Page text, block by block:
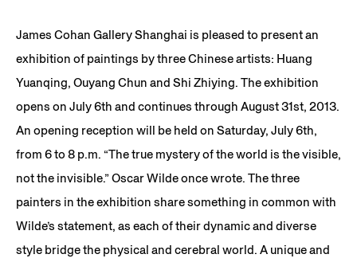
James Cohan Gallery Shanghai is pleased to present an
exhibition of paintings by three Chinese artists: Huang
Yuanqing, Ouyang Chun and Shi Zhiying. The exhibition
opens on July 6th and continues through August 31st, 2013.
An opening reception will be held on Saturday, July 6th,
from 6 to 8 p.m. “The true mystery of the world is the visible,
not the invisible.” Oscar Wilde once wrote. The three
painters in the exhibition share something in common with
Wilde’s statement, as each of their dynamic and diverse
style bridge the physical and cerebral world. A unique and